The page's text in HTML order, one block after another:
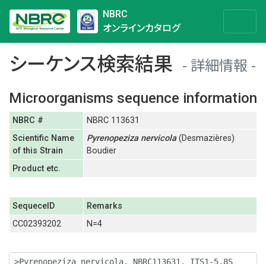
NBRC
オンラインカタログ
シーケンス検索結果
詳細情報
Microorganisms sequence information
NBRC #
NBRC 113631
Scientific Name
of this Strain
Pyrenopeziza nervicola(Desmazières)
Boudier
Product etc.
SequeceID
Remarks
CC02393202
N=4